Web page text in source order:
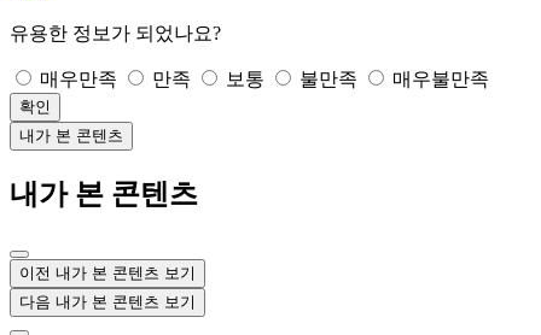
유용한 정보가 되었나요?
매우만족 만족 보통 불만족 매우불만족
확인
내가 본 콘텐츠
내가 본 콘텐츠
이전 내가 본 콘텐츠 보기
다음 내가 본 콘텐츠 보기